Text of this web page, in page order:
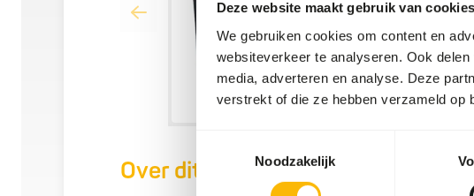
Deze website maakt gebruik van cookies
We gebruiken cookies om content en
websiteverkeer te analyseren. Ook
media, adverteren en analyse. Deze
verstrekt of die ze hebben verzameld op
Noodzakelijk
Over dit product